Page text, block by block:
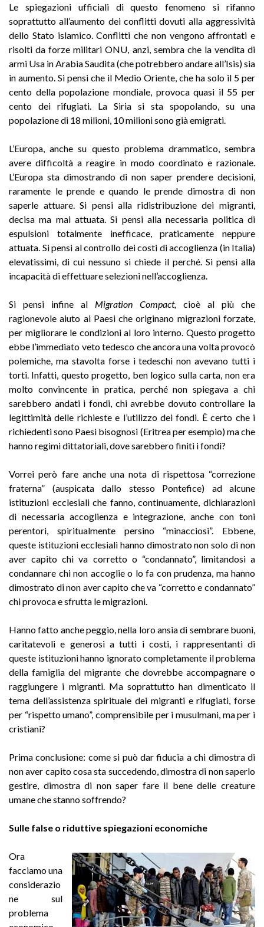
Le spiegazioni ufficiali di questo fenomeno si rifanno
soprattutto all’aumento dei conflitti dovuti alla aggressività
dello Stato islamico. Conflitti che non vengono affrontati e
risolti da forze militari ONU, anzi, sembra che la vendita di
armi Usa in Arabia Saudita (che potrebbero andare all’Isis) sia
in aumento. Si pensi che il Medio Oriente, che ha solo il 5 per
cento della popolazione mondiale, provoca quasi il 55 per
cento dei rifugiati. La Siria si sta spopolando, su una
popolazione di 18 milioni, 10 milioni sono già emigrati.
L’Europa, anche su questo problema drammatico, sembra
avere difficoltà a reagire in modo coordinato e razionale.
L’Europa sta dimostrando di non saper prendere decisioni,
raramente le prende e quando le prende dimostra di non
saperle attuare. Si pensi alla ridistribuzione dei migranti,
decisa ma mai attuata. Si pensi alla necessaria politica di
espulsioni totalmente inefficace, praticamente neppure
attuata. Si pensi al controllo dei costi di accoglienza (in Italia)
elevatissimi, di cui nessuno si chiede il perché. Si pensi alla
incapacità di effettuare selezioni nell’accoglienza.
Si pensi infine al Migration Compact,
cioè al più che
ragionevole aiuto ai Paesi che originano migrazioni forzate,
per migliorare le condizioni al loro interno. Questo progetto
ebbe l’immediato veto tedesco che ancora una volta provocò
polemiche, ma stavolta forse i tedeschi non avevano tutti i
torti. Infatti, questo progetto, ben logico sulla carta, non era
molto convincente in pratica, perché non spiegava a chi
sarebbero andati i fondi, chi avrebbe dovuto controllare la
legittimità delle richieste e l’utilizzo dei fondi. È certo che i
richiedenti sono Paesi bisognosi (Eritrea per esempio) ma che
hanno regimi dittatoriali, dove sarebbero finiti i fondi?
Vorrei però fare anche una nota di rispettosa “correzione
fraterna” (auspicata dallo stesso Pontefice) ad alcune
istituzioni ecclesiali che fanno, continuamente, dichiarazioni
di necessaria accoglienza e integrazione, anche con toni
perentori, spiritualmente persino “minacciosi”. Ebbene,
queste istituzioni ecclesiali hanno dimostrato non solo di non
aver capito chi va corretto o “condannato”, limitandosi a
condannare chi non accoglie o lo fa con prudenza, ma hanno
dimostrato di non aver capito che va “corretto e condannato”
chi provoca e sfrutta le migrazioni.
Hanno fatto anche peggio, nella loro ansia di sembrare buoni,
caritatevoli e generosi a tutti i costi, i rappresentanti di
queste istituzioni hanno ignorato completamente il problema
della famiglia del migrante che dovrebbe accompagnare o
raggiungere i migranti. Ma soprattutto han dimenticato il
tema dell’assistenza spirituale dei migranti e rifugiati, forse
per “rispetto umano”, comprensibile per i musulmani, ma per i
cristiani?
Prima conclusione: come si può dar fiducia a chi dimostra di
non aver capito cosa sta succedendo, dimostra di non saperlo
gestire, dimostra di non saper fare il bene delle creature
umane che stanno soffrendo?
Sulle false o riduttive spiegazioni economiche
Ora
facciamo una
considerazio
ne sul
problema